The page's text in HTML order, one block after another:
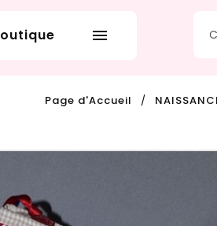

Page d'Accueil